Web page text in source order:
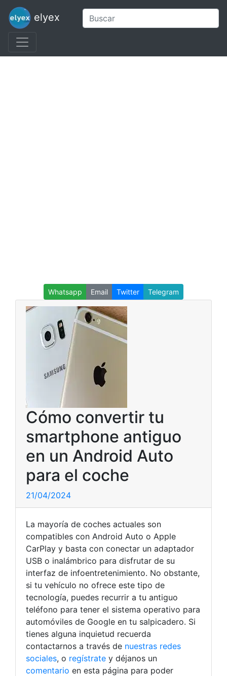
elyex
Whatsapp Email Twitter Telegram
Cómo convertir tu
smartphone antiguo
en un Android Auto
para el coche
21/04/2024
La mayoría de coches actuales son
compatibles con Android Auto o Apple
CarPlay y basta con conectar un adaptador
USB o inalámbrico para disfrutar de su
interfaz de infoentretenimiento. No obstante,
si tu vehículo no ofrece este tipo de
tecnología, puedes recurrir a tu antiguo
teléfono para tener el sistema operativo para
automóviles de Google en tu salpicadero. Si
tienes alguna inquietud recuerda
contactarnos a través de nuestras redes
sociales, o regístrate y déjanos un
comentario en esta página para poder